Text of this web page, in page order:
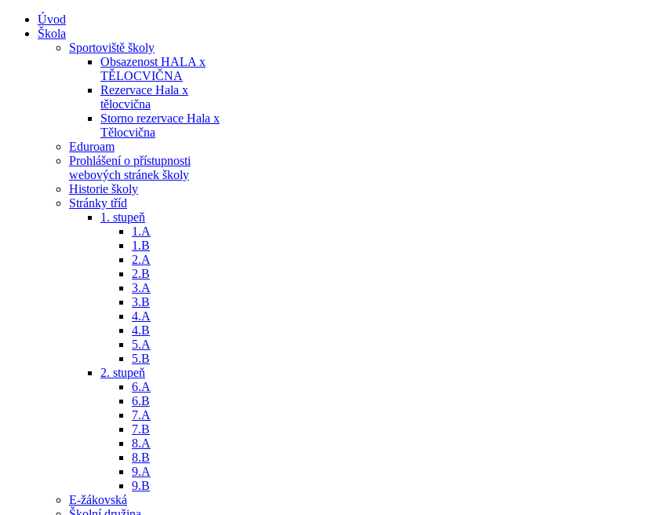
Úvod
Škola
Sportoviště školy
Obsazenost HALA x
TĚLOCVIČNA
Rezervace Hala x
tělocvična
Storno rezervace Hala x
Tělocvična
Eduroam
Prohlášení o přístupnosti
webových stránek školy
Historie školy
Stránky tříd
1. stupeň
1.A
1.B
2.A
2.B
3.A
3.B
4.A
4.B
5.A
5.B
2. stupeň
6.A
6.B
7.A
7.B
8.A
8.B
9.A
9.B
E-žákovská